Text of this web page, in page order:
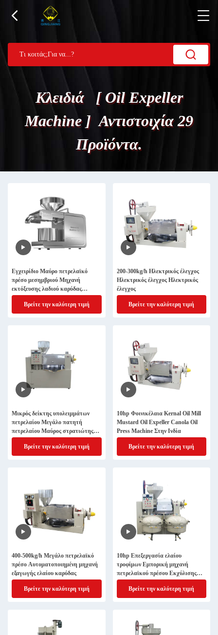
Κλειδιά [ Oil Expeller
Machine ] Αντιστοιχία 29
Προϊόντα.
Εγχειρίδιο Μαύρο πετρελαϊκό
πρέσο μεσημβριού Μηχανή
εκτόξευσης λαδιού καρύδας
Προσαρμοσμένο οικιακό μηχάνημα
πρέσου πετρελαίου
Βρείτε την καλύτερη τιμή
200-300kg/h Ηλεκτρικός έλεγχος
Ηλεκτρικός έλεγχος Ηλεκτρικός
έλεγχος
Βρείτε την καλύτερη τιμή
Μικρός δείκτης υπολειμμάτων
πετρελαίου Μεγάλο πατητή
πετρελαίου Μαύρος στρατιώτης
Φύγα πετρελαίου εκτοξευτής
μηχανή θερμής πίεσης
Βρείτε την καλύτερη τιμή
10hp Φοινικέλαια Kernal Oil Mill
Mustard Oil Expeller Canola Oil
Press Machine Στην Ινδία
Βρείτε την καλύτερη τιμή
400-500kg/h Μεγάλο πετρελαϊκό
πρέσο Αυτοματοποιημένη μηχανή
εξαγωγής ελαίου καρύδας
Βρείτε την καλύτερη τιμή
10hp Επεξεργασία ελαίου
τροφίμων Εμπορική μηχανή
πετρελαϊκού πρέσου Εκχύλισης
πετρελαίου με ελαιόλαδο
Βρείτε την καλύτερη τιμή